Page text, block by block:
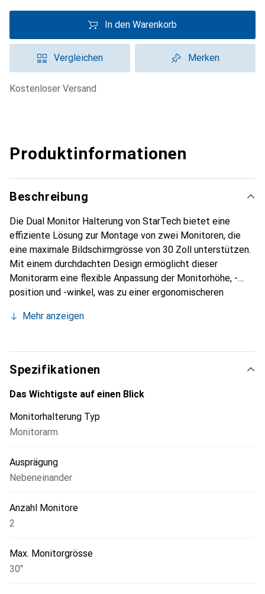
In den Warenkorb
Vergleichen Merken
kostenloser Versand
Produktinformationen
Beschreibung
Die Dual Monitor Halterung von StarTech bietet eine
effiziente Lösung zur Montage von zwei Monitoren, die
eine maximale Bildschirmgrösse von 30 Zoll unterstützen.
Mit einem durchdachten Design ermöglicht dieser
Monitorarm eine flexible Anpassung der Monitorhöhe, -
position und -winkel, was zu einer ergonomischeren
mit einem Gewicht von bis zu 8 kg pro Arm geeignet und
freigehalten wird. Durch die integrierten USB-
Passthrough-Ports und Audio-Anschlüsse wird der Zugriff
auf wichtige Verbindungen erleichtert, sodass Mikrofone,
Headsets oder USB-Geräte bequem angeschlossen
muss. Das Kabelmanagement-System sorgt dafür, dass
alle Kabel ordentlich verstaut sind, was zu einem
eine ideale Wahl für alle, die ihre Produktivität steigern
und gleichzeitig eine saubere und organisierte
Mehr anzeigen
Spezifikationen
Das Wichtigste auf einen Blick
Monitorhalterung Typ
Monitorarm
Ausprägung
Nebeneinander
Anzahl Monitore
2
Max. Monitorgrösse
30"